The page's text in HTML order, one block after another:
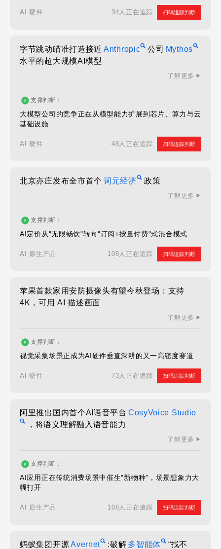
AI 硬件 34人正在追踪 扫码追踪判断
字节跳动瞄准打造接近 Anthropic 公司 Mythos
水平的超大规模AI模型
了解更多
支撑判断：
大模型公司的竞争正在从模型能力扩展到芯片、算力与云
基础设施
AI 硬件 48人正在追踪 扫码追踪判断
北京亦庄发布全市首个 词元经济 政策
了解更多
支撑判断：
AI定价从"无限畅饮"转向"订阅+按量付费"式混合模式
AI 原生产品 108人正在追踪 扫码追踪判断
苹果首款家用安防摄像头有望今秋登场：支持
4K，可用 AI 描述画面
了解更多
支撑判断：
视觉采集场景正成为AI硬件垂直深耕的又一高密度赛道
AI 硬件 73人正在追踪 扫码追踪判断
阿里推出国内首个AI语音平台 CosyVoice Studio
，将语义理解融入语音能力
了解更多
支撑判断：
AI应用正在传统消费场景中催生"新物种"，场景想象力大
幅打开
AI 原生产品 108人正在追踪 扫码追踪判断
蚂蚁集团开源Avernet :破解 多智能体
“找不